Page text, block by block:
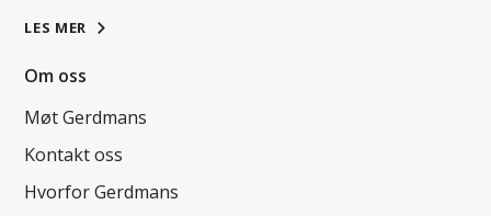
LES MER
Om oss
Møt Gerdmans
Kontakt oss
Hvorfor Gerdmans